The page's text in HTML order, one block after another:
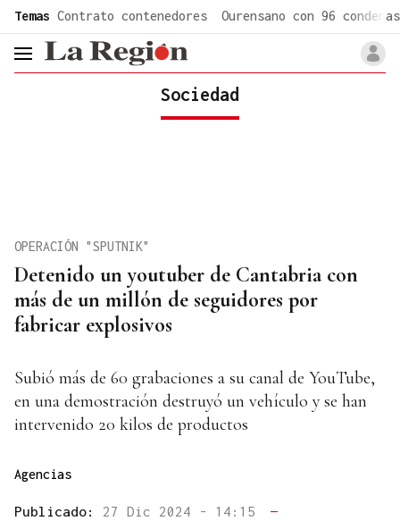
Temas Contrato contenedores Ourensano con 96 condenas
header.menu.open
Sociedad
Detenido un youtuber de Cantabria con
más de un millón de seguidores por
fabricar explosivos
OPERACIÓN "SPUTNIK"
Subió más de 60 grabaciones a su canal de YouTube,
en una demostración destruyó un vehículo y se han
intervenido 20 kilos de productos
Agencias
Publicado: 27 Dic 2024 - 14:15
—